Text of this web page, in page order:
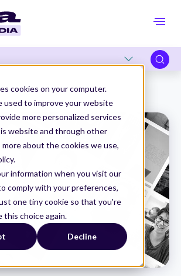
cookies on your computer.
used to improve your website
more personalized services
website and through other
about the cookies we use,
information when you visit our
comply with your preferences,
one tiny cookie so that you're
this choice again.
Decline
Produit